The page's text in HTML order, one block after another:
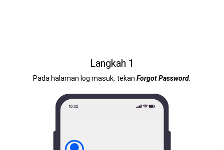
Langkah 1
Pada halaman log masuk, tekan Forgot Password